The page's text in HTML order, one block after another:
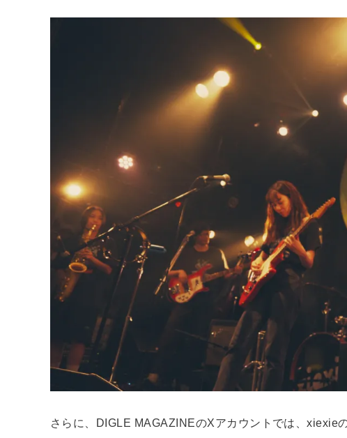
さらに、DIGLE MAGAZINEのXアカウントでは、xiexie